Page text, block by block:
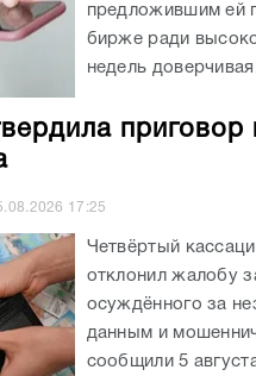
предложившим ей
бирже ради
недель
17:25
Четвёртый
отклонил жалобу
осуждённого за
данным и
сообщили 5